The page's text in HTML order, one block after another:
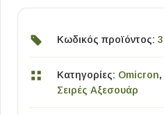
Κωδικός προϊόντος:
Κατηγορίες: Omicron,
Σειρές Αξεσουάρ